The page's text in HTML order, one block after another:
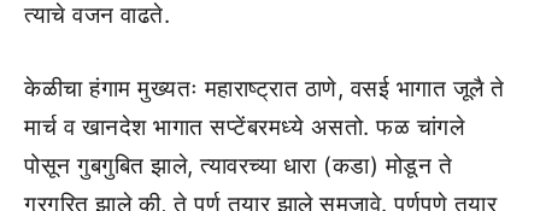
त्‍याचे वजन वाढते.
केळीचा हंगाम मुख्‍यतः महाराष्‍ट्रात ठाणे, वसई भागात जूलै ते
मार्च व खानदेश भागात सप्‍टेंबरमध्‍ये असतो. फळ चांगले
पोसून गुबगुबित झाले, त्‍यावरच्‍या धारा (कडा) मोडून ते
गरगरित झाले की, ते पूर्ण तयार झाले समजावे. पूर्णपणे तयार